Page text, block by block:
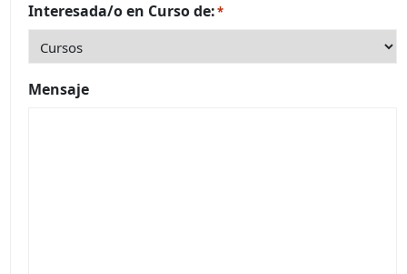
Interesada/o en Curso de:*
Mensaje